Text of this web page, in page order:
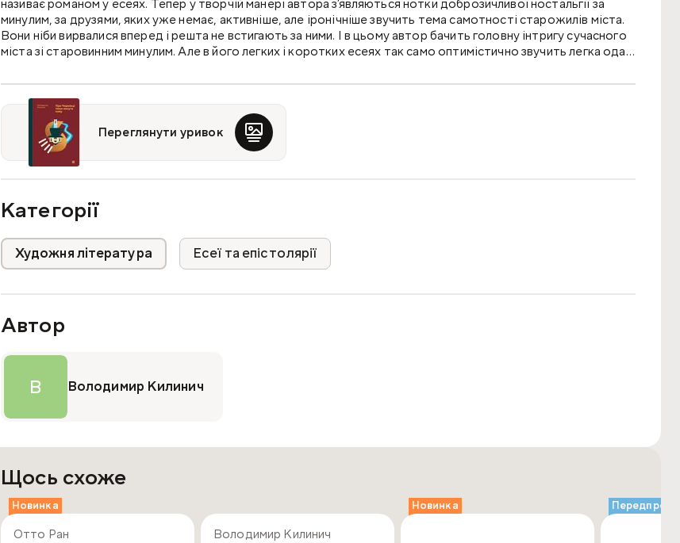
називає романом у есеях. Тепер у творчій манері автора з’являються нотки доброзичливої ностальгії за
минулим, за друзями, яких уже немає, активніше, але іронічніше звучить тема самотності старожилів міста.
Вони ніби вирвалися вперед і решта не встигають за ними. І в цьому автор бачить головну інтригу сучасного
міста зі старовинним минулим. Але в його легких і коротких есеях так само оптимістично звучить легка ода
Переглянути уривок
Категорії
Художня література Есеї та епістолярії
Автор
В Володимир Килинич
Щось схоже
Новинка
Отто Ран Володимир Килинич
Новинка